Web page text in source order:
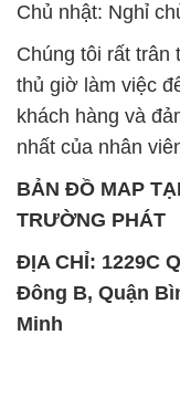
Chủ nhật: Nghỉ
Chúng tôi rất trân
thủ giờ làm việc
khách hàng và
nhất của nhân
BẢN ĐỒ MAP
TRƯỜNG PHÁT
ĐỊA CHỈ: 1229C
Đông B, Quận
Minh